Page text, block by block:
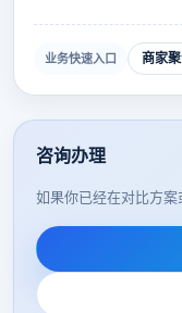
业务快速入口 商家
咨询办理
如果你已经在对比方案